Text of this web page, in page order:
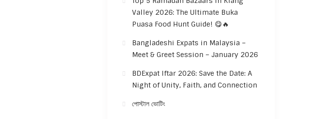
Valley 2026: The Ultimate Buka
Puasa Food Hunt Guide! 😋🔥
Bangladeshi Expats in Malaysia –
Meet & Greet Session – January 2026
BDExpat Iftar 2026: Save the Date: A
Night of Unity, Faith, and Connection
পোস্টাল ভোটিং